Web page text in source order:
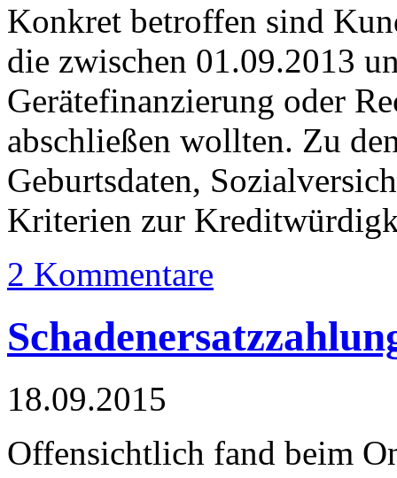
Konkret betroffen sind
die zwischen 01.09.2013
Gerätefinanzierung oder
abschließen wollten. Zu
Geburtsdaten,
Kriterien zur
2 Kommentare
18.09.2015
Offensichtlich fand beim